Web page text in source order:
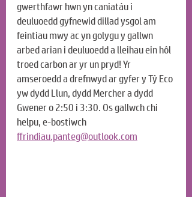
gwerthfawr hwn yn caniatáu i
deuluoedd gyfnewid dillad ysgol am
feintiau mwy ac yn golygu y gallwn
arbed arian i deuluoedd a lleihau ein hôl
troed carbon ar yr un pryd! Yr
amseroedd a drefnwyd ar gyfer y Tŷ Eco
yw dydd Llun, dydd Mercher a dydd
Gwener o 2:50 i 3:30. Os gallwch chi
helpu, e-bostiwch
ffrindiau.panteg@outlook.com